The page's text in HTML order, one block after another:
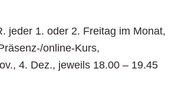
jeder 1. oder 2. Freitag im Monat,
online-Kurs,
4. Dez., jeweils 18.00 – 19.45